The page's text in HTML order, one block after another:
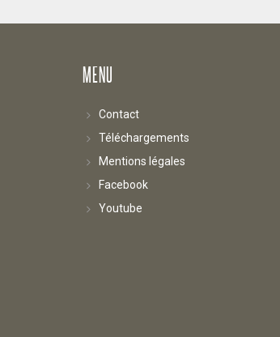
MENU
Contact
Téléchargements
Mentions légales
Facebook
Youtube